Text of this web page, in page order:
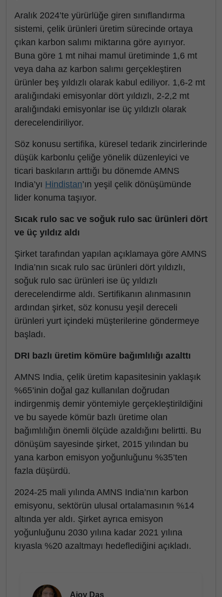
Aralık 2024’te yürürlüğe giren sınıflandırma
sistemi, çelik ürünleri üretim sürecinde ortaya
çıkan karbon salımı miktarına göre ayırıyor.
Buna göre 1 mt nihai mamul üretiminde 1,6 mt
veya daha az karbon salımı gerçekleştiren
ürünler beş yıldızlı olarak kabul ediliyor. 1,6-2 mt
aralığındaki emisyonlar dört yıldızlı, 2-2,2 mt
aralığındaki emisyonlar ise üç yıldızlı olarak
derecelendiriliyor.
Söz konusu sertifika, küresel tedarik zincirlerinde
düşük karbonlu çeliğe yönelik düzenleyici ve
ticari baskıların arttığı bu dönemde AMNS
India’yı Hindistan’ın yeşil çelik dönüşümünde
lider konuma taşıyor.
Sıcak rulo sac ve soğuk rulo sac ürünleri dört
ve üç yıldız aldı
Şirket tarafından yapılan açıklamaya göre AMNS
India’nın sıcak rulo sac ürünleri dört yıldızlı,
soğuk rulo sac ürünleri ise üç yıldızlı
derecelendirme aldı. Sertifikanın alınmasının
ardından şirket, söz konusu yeşil dereceli
ürünleri yurt içindeki müşterilerine göndermeye
başladı.
DRI bazlı üretim kömüre bağımlılığı azalttı
AMNS India, çelik üretim kapasitesinin yaklaşık
%65’inin doğal gaz kullanılan doğrudan
indirgenmiş demir yöntemiyle gerçekleştirildiğini
ve bu sayede kömür bazlı üretime olan
bağımlılığın önemli ölçüde azaldığını belirtti. Bu
dönüşüm sayesinde şirket, 2015 yılından bu
yana karbon emisyon yoğunluğunu %35’ten
fazla düşürdü.
2024-25 mali yılında AMNS India’nın karbon
emisyonu, sektörün ulusal ortalamasının %14
altında yer aldı. Şirket ayrıca emisyon
yoğunluğunu 2030 yılına kadar 2021 yılına
kıyasla %20 azaltmayı hedeflediğini açıkladı.
Ajoy Das